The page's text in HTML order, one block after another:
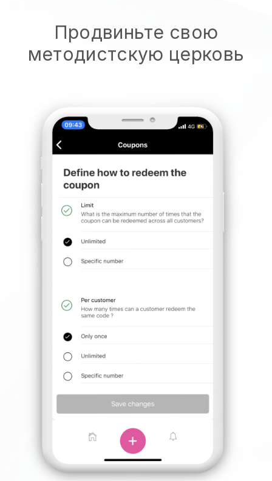
Продвиньте свою
методистскую церковь